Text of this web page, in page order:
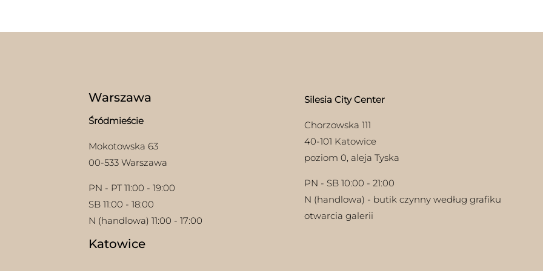
Opcje
Warszawa
Śródmieście
Mokotowska 63
00-533 Warszawa
PN - PT 11:00 - 19:00
SB 11:00 - 18:00
N (handlowa) 11:00 - 17:00
Katowice
Silesia City Center
Chorzowska 111
40-101 Katowice
poziom 0, aleja Tyska
PN - SB 10:00 - 21:00
N (handlowa) - butik czynny według grafiku
otwarcia galerii